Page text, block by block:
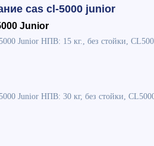
cas cl-5000 junior
Junior
Junior НПВ: 15 кг., без стойки,
Junior НПВ: 30 кг, без стойки,